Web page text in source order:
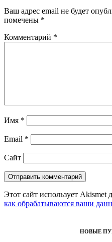
Ваш адрес email не будет
помечены *
Комментарий *
Имя *
Email *
Сайт
Этот сайт использует Akismet
как обрабатываются ваши
НОВЫЕ